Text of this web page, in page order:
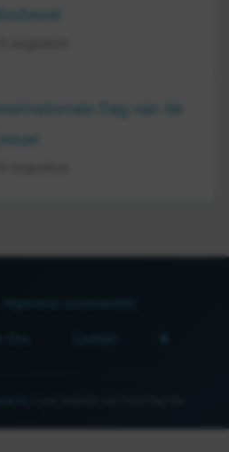
Internationale Dag van de